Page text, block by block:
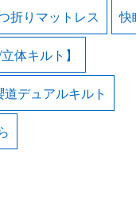
折りマットレス 快
体キルト】
デュアルキルト